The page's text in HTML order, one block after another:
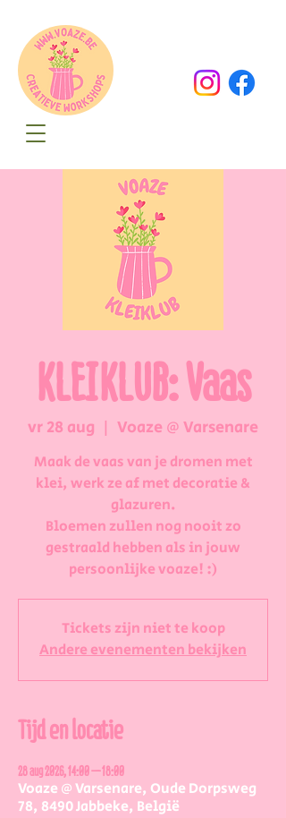
KLEIKLUB: Vaas
vr 28 aug
  |
Voaze @ Varsenare
Maak de vaas van je dromen met
klei, werk ze af met decoratie &
glazuren.
Bloemen zullen nog nooit zo
gestraald hebben als in jouw
persoonlijke voaze! :)
Tickets zijn niet te koop
Andere evenementen bekijken
Tijd en locatie
28 aug 2026, 14:00 – 18:00
Voaze @ Varsenare, Oude Dorpsweg
78, 8490 Jabbeke, België